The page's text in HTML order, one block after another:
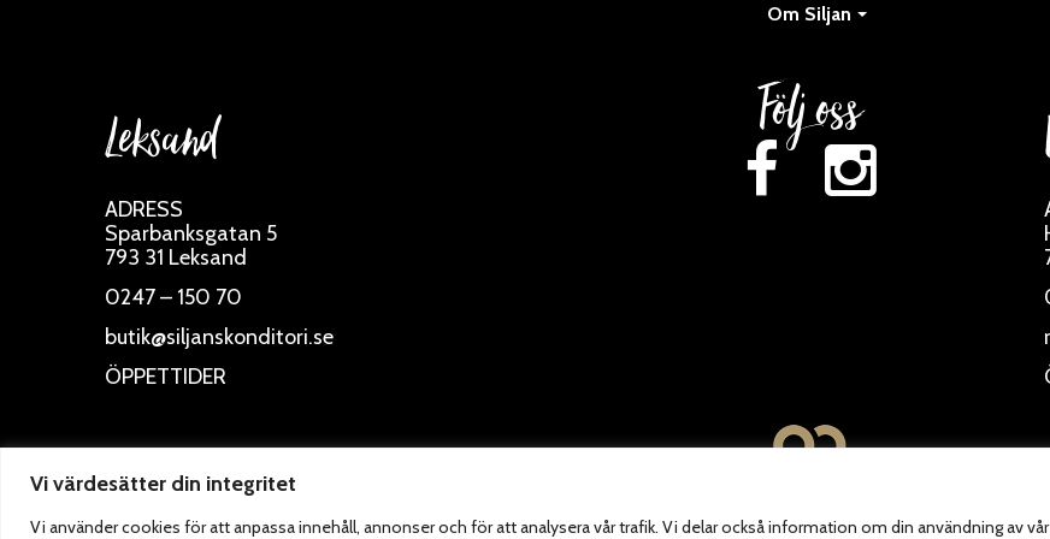
Vi värdesätter din integritet
Vi använder cookies för att anpassa innehåll, annonser och för att analysera vår trafik. Vi delar också information om din användning av vår
Om Siljan
Leksand
ADRESS
Sparbanksgatan 5
793 31 Leksand
0247 – 150 70
butik@siljanskonditori.se
ÖPPETTIDER
Följ oss